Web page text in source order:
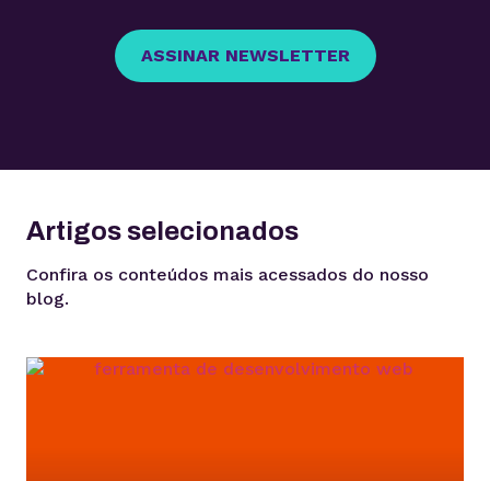
ASSINAR NEWSLETTER
Artigos selecionados
Confira os conteúdos mais acessados do nosso
blog.